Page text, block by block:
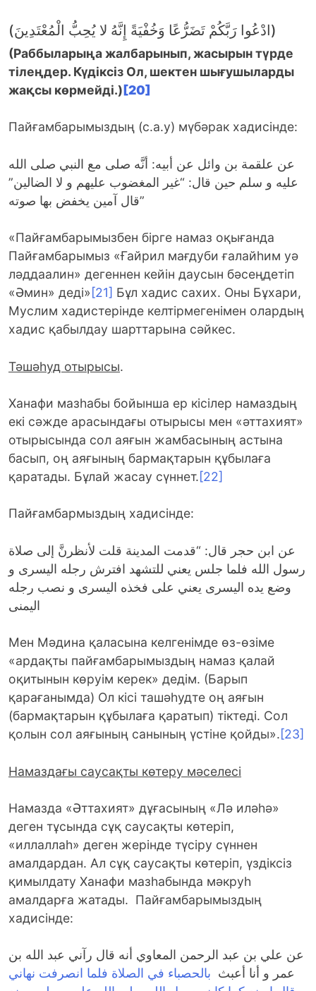
(ادْعُوا رَبَّكُمْ تَضَرُّعًا وَخُفْيَةً إِنَّهُ لا يُحِبُّ الْمُعْتَدِينَ)
(Раббыларыңа жалбарынып, жасырын түрде
тілеңдер. Күдіксіз Ол, шектен шығушыларды
жақсы көрмейді.) [20]
Пайғамбарымыздың (с.а.у) мүбәрак хадисінде:
عن علقمة بن وائل عن أبيه: أنَّه صلى مع النبي صلى الله
عليه و سلم حين قال: “غير المغضوب عليهم و لا الضالين”
قال آمين يخفض بها صوته”
«Пайғамбарымызбен бірге намаз оқығанда
Пайғамбарымыз «Ғайрил мағдуби ғалайһим уә
ләддаалин» дегеннен кейін даусын бәсеңдетіп
«Әмин» деді» [21] Бұл хадис сахих. Оны Бұхари,
Муслим хадистерінде келтірмегенімен олардың
хадис қабылдау шарттарына сәйкес.
Тәшәһуд отырысы.
Ханафи мазһабы бойынша ер кісілер намаздың
екі сәжде арасындағы отырысы мен «әттахият»
отырысында сол аяғын жамбасының астына
басып, оң аяғының бармақтарын құбылаға
қаратады. Бұлай жасау сүннет.[22]
Пайғамбармыздың хадисінде:
عن ابن حجر قال: “قدمت المدينة قلت لأنظرنَّ إلى صلاة
رسول الله فلما جلس يعني للتشهد افترش رجله اليسرى و
وضع يده اليسرى يعني على فخذه اليسرى و نصب رجله
اليمنى
Мен Мәдина қаласына келгенімде өз-өзіме
«ардақты пайғамбарымыздың намаз қалай
оқитынын көруім керек» дедім. (Барып
қарағанымда) Ол кісі ташәһудте оң аяғын
(бармақтарын құбылаға қаратып) тіктеді. Сол
қолын сол аяғының санының үстіне қойды».[23]
Намаздағы саусақты көтеру мәселесі
Намазда «Әттахият» дұғасының «Лә иләһә»
деген тұсында сұқ саусақты көтеріп,
«иллаллаһ» деген жерінде түсіру сүннен
амалдардан. Ал сұқ саусақты көтеріп, үздіксіз
қимылдату Ханафи мазһабында мәкруһ
амалдарға жатады. Пайғамбарымыздың
хадисінде:
عن علي بن عبد الرحمن المعاوي أنه قال رآني عبد الله بن
عمر و أنا أعبث بالحصباء في الصلاة فلما انصرفت نهاني